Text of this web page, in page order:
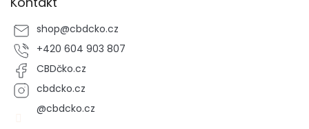
shop@cbdcko.cz
+420 604 903 807
CBDčko.cz
cbdcko.cz
@cbdcko.cz